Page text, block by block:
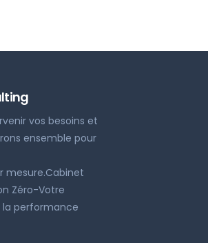
vos besoins et
ensemble pour
mesure.Cabinet
Zéro-Votre
la performance